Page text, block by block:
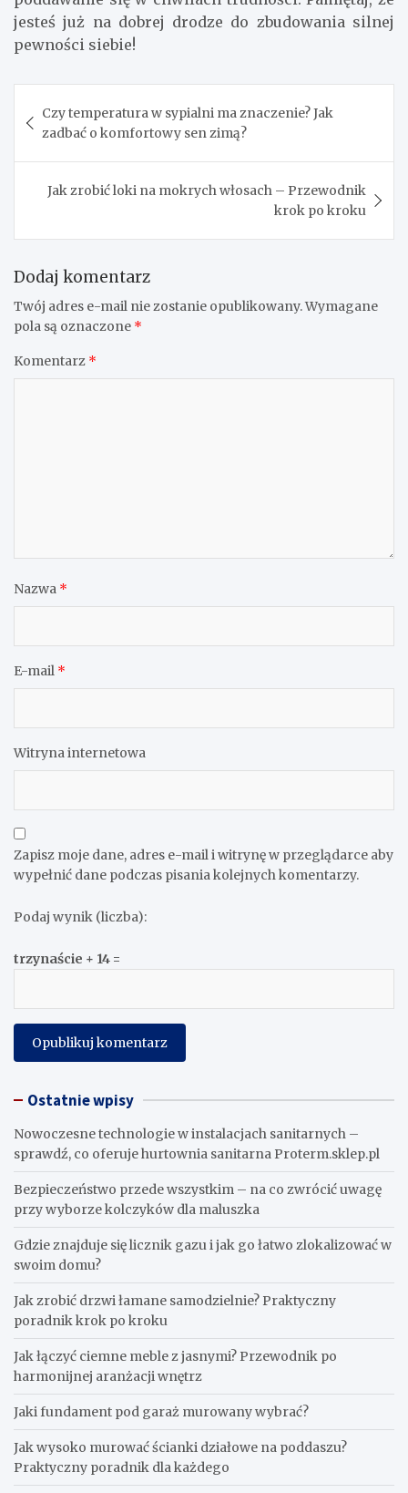
jesteś już na dobrej drodze do zbudowania silnej
pewności siebie!
wpisu
Czy temperatura w sypialni ma znaczenie? Jak
zadbać o komfortowy sen zimą?
Jak zrobić loki na mokrych włosach – Przewodnik
krok po kroku
Dodaj komentarz
Twój adres e-mail nie zostanie opublikowany.Wymagane
pola są oznaczone *
Komentarz *
Nazwa *
E-mail *
Witryna internetowa
Zapisz moje dane, adres e-mail i witrynę w przeglądarce aby
wypełnić dane podczas pisania kolejnych komentarzy.
Podaj wynik (liczba):
trzynaście + 14 =
Ostatnie wpisy
Nowoczesne technologie w instalacjach sanitarnych –
sprawdź, co oferuje hurtownia sanitarna Proterm.sklep.pl
Bezpieczeństwo przede wszystkim – na co zwrócić uwagę
przy wyborze kolczyków dla maluszka
Gdzie znajduje się licznik gazu i jak go łatwo zlokalizować w
swoim domu?
Jak zrobić drzwi łamane samodzielnie? Praktyczny
poradnik krok po kroku
Jak łączyć ciemne meble z jasnymi? Przewodnik po
harmonijnej aranżacji wnętrz
Jaki fundament pod garaż murowany wybrać?
Jak wysoko murować ścianki działowe na poddaszu?
Praktyczny poradnik dla każdego